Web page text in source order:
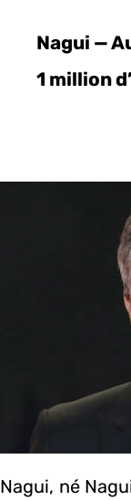
Nagui —
1 million
Nagui, né